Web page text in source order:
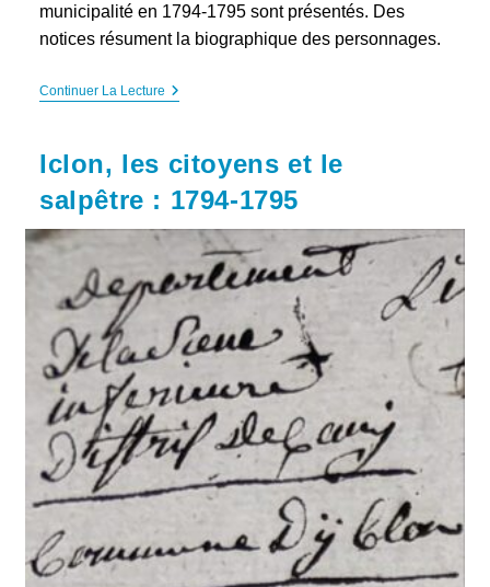
municipalité en 1794-1795 sont présentés. Des
notices résument la biographique des personnages.
Continuer La LectureLa
1794-
1795
Salpêtre
Et
Municipalité
Iclon, les citoyens et le
salpêtre : 1794-1795